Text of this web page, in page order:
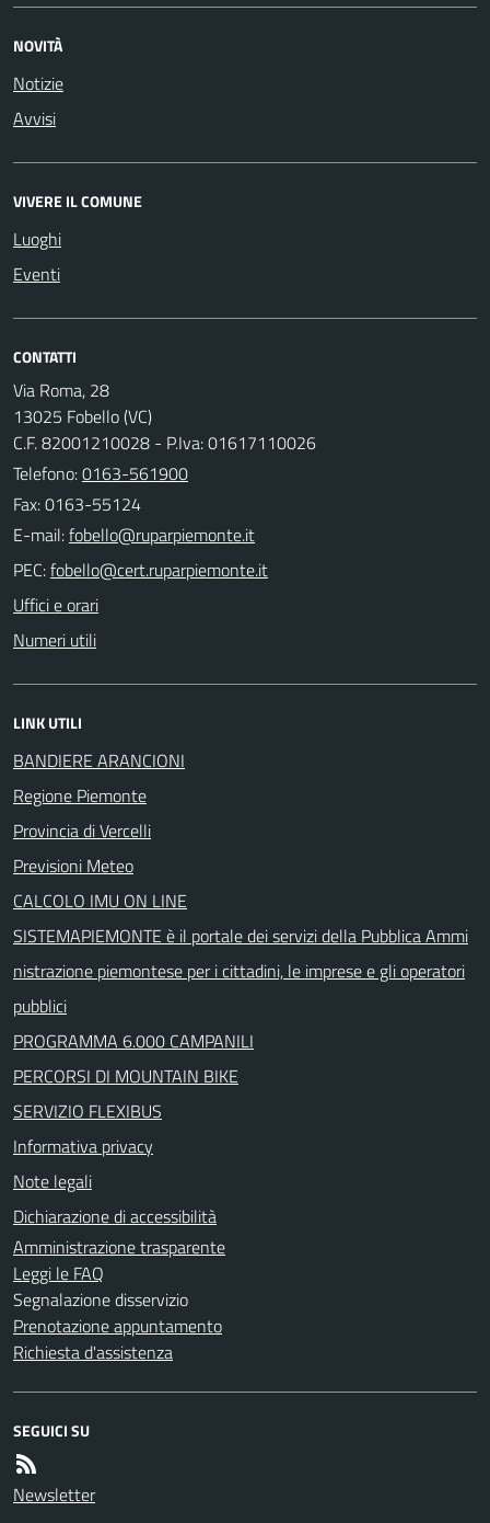
NOVITÀ
Notizie
Avvisi
VIVERE IL COMUNE
Luoghi
Eventi
CONTATTI
Via Roma, 28
13025 Fobello (VC)
C.F. 82001210028 - P.Iva: 01617110026
Telefono:0163-561900
Fax: 0163-55124
E-mail:
PEC:
Uffici e orari
Numeri utili
LINK UTILI
BANDIERE ARANCIONI
Regione Piemonte
Provincia di Vercelli
Previsioni Meteo
CALCOLO IMU ON LINE
SISTEMAPIEMONTE è il portale dei servizi della Pubblica Ammi
nistrazione piemontese per i cittadini, le imprese e gli operatori
pubblici
PROGRAMMA 6.000 CAMPANILI
PERCORSI DI MOUNTAIN BIKE
SERVIZIO FLEXIBUS
Informativa privacy
Note legali
Dichiarazione di accessibilità
Amministrazione trasparente
Leggi le FAQ
Segnalazione disservizio
Prenotazione appuntamento
Richiesta d'assistenza
SEGUICI SU
Newsletter